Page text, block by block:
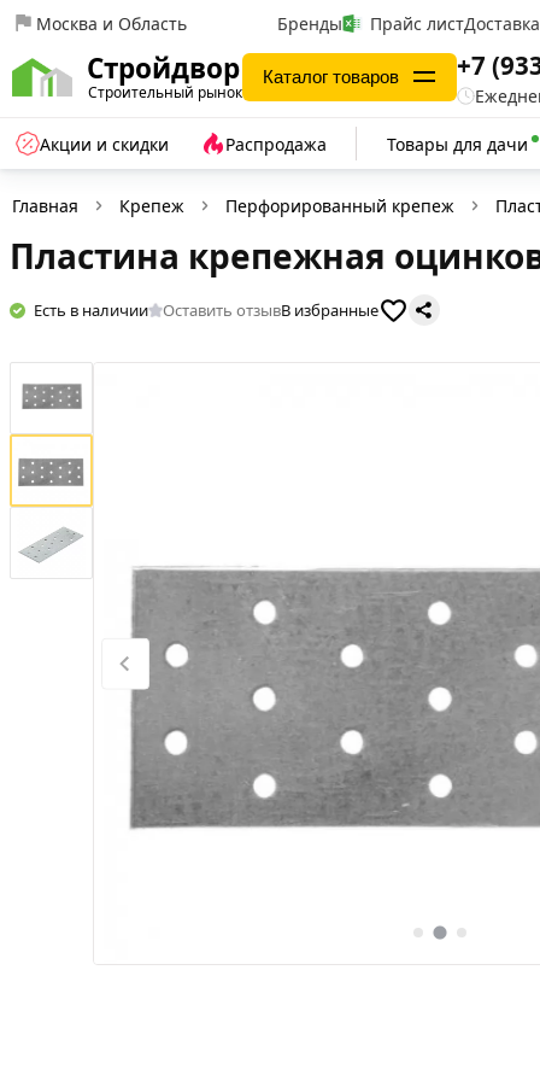
Москва и Область Бренды Прайс листДоставка
Стройдвор
Строительный рынок
Каталог товаров +7
Акции и скидки Распродажа Товары для дачи
Главная Крепеж Перфорированный крепеж
Пластина крепежная
Есть в наличии Оставить отзывВ избранные